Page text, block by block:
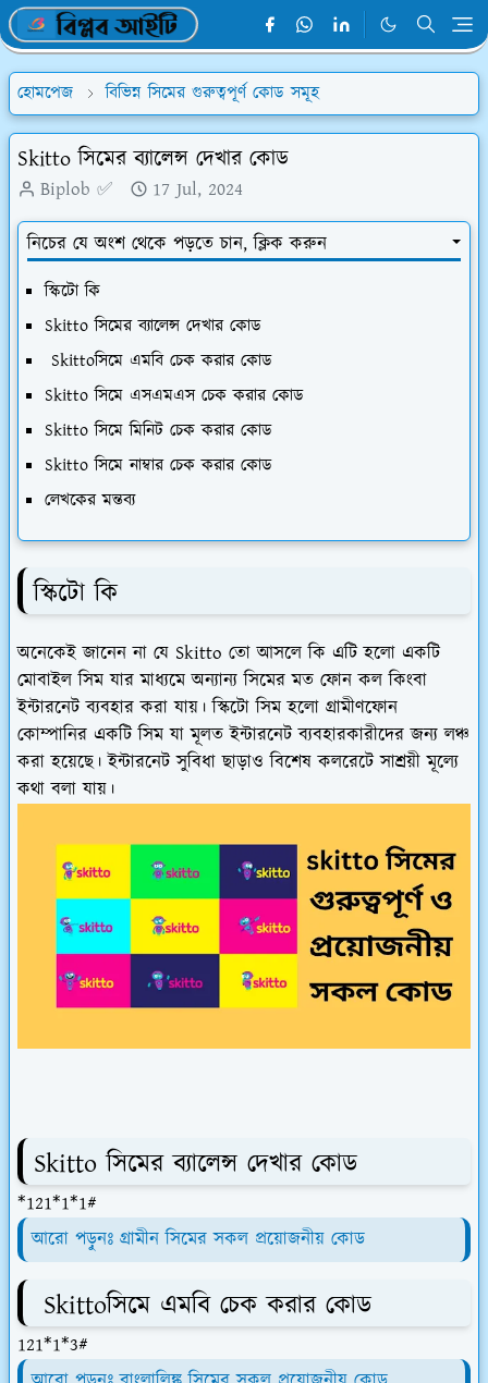
হোমপেজ বিভিন্ন সিমের গুরুত্বপূর্ণ কোড সমূহ
Skitto সিমের ব্যালেন্স দেখার কোড
Biplob ✅ 17 Jul, 2024
নিচের যে অংশ থেকে পড়তে চান, ক্লিক করুন
স্কিটো কি
Skitto সিমের ব্যালেন্স দেখার কোড
Skittoসিমে এমবি চেক করার কোড
Skitto সিমে এসএমএস চেক করার কোড
Skitto সিমে মিনিট চেক করার কোড
Skitto সিমে নাম্বার চেক করার কোড
লেখকের মন্তব্য
স্কিটো কি
অনেকেই জানেন না যে Skitto তো আসলে কি এটি হলো একটি
মোবাইল সিম যার মাধ্যমে অন্যান্য সিমের মত ফোন কল কিংবা
ইন্টারনেট ব্যবহার করা যায়। স্কিটো সিম হলো গ্রামীণফোন
কোম্পানির একটি সিম যা মূলত ইন্টারনেট ব্যবহারকারীদের জন্য লঞ্চ
করা হয়েছে। ইন্টারনেট সুবিধা ছাড়াও বিশেষ কলরেটে সাশ্রয়ী মূল্যে
কথা বলা যায়।
Skitto সিমের ব্যালেন্স দেখার কোড
*121*1*1#
আরো পড়ুনঃ গ্রামীন সিমের সকল প্রয়োজনীয় কোড
Skittoসিমে এমবি চেক করার কোড
121*1*3#